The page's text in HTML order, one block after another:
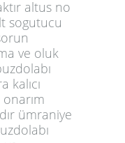
altus no
sogutucu
ve oluk
kalıcı
ümraniye